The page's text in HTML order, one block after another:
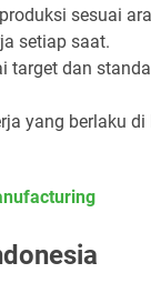
sesuai
setiap saat.
target dan
yang berlaku